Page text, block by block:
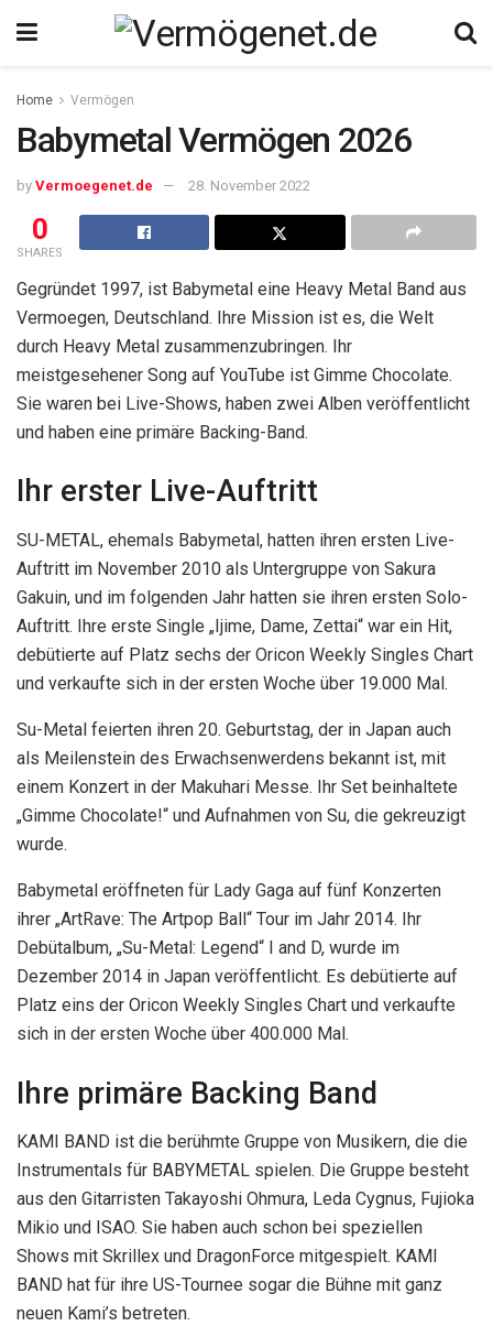
Home Vermögen
Babymetal Vermögen 2026
by Vermoegenet.de 28. November 2022
0
SHARES
Gegründet 1997, ist Babymetal eine Heavy Metal Band aus
Vermoegen, Deutschland. Ihre Mission ist es, die Welt
durch Heavy Metal zusammenzubringen. Ihr
meistgesehener Song auf YouTube ist Gimme Chocolate.
Sie waren bei Live-Shows, haben zwei Alben veröffentlicht
und haben eine primäre Backing-Band.
Ihr erster Live-Auftritt
SU-METAL, ehemals Babymetal, hatten ihren ersten Live-
Auftritt im November 2010 als Untergruppe von Sakura
Gakuin, und im folgenden Jahr hatten sie ihren ersten Solo-
Auftritt. Ihre erste Single „Ijime, Dame, Zettai“ war ein Hit,
debütierte auf Platz sechs der Oricon Weekly Singles Chart
und verkaufte sich in der ersten Woche über 19.000 Mal.
Su-Metal feierten ihren 20. Geburtstag, der in Japan auch
als Meilenstein des Erwachsenwerdens bekannt ist, mit
einem Konzert in der Makuhari Messe. Ihr Set beinhaltete
„Gimme Chocolate!“ und Aufnahmen von Su, die gekreuzigt
wurde.
Babymetal eröffneten für Lady Gaga auf fünf Konzerten
ihrer „ArtRave: The Artpop Ball“ Tour im Jahr 2014. Ihr
Debütalbum, „Su-Metal: Legend“ I and D, wurde im
Dezember 2014 in Japan veröffentlicht. Es debütierte auf
Platz eins der Oricon Weekly Singles Chart und verkaufte
sich in der ersten Woche über 400.000 Mal.
Ihre primäre Backing Band
KAMI BAND ist die berühmte Gruppe von Musikern, die die
Instrumentals für BABYMETAL spielen. Die Gruppe besteht
aus den Gitarristen Takayoshi Ohmura, Leda Cygnus, Fujioka
Mikio und ISAO. Sie haben auch schon bei speziellen
Shows mit Skrillex und DragonForce mitgespielt. KAMI
BAND hat für ihre US-Tournee sogar die Bühne mit ganz
neuen Kami’s betreten.